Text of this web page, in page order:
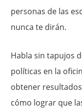
personas de las
nunca te dirán.
Habla sin tapujos
políticas en la
obtener
cómo lograr que